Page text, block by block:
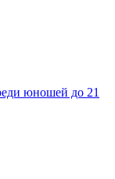
юношей до 21